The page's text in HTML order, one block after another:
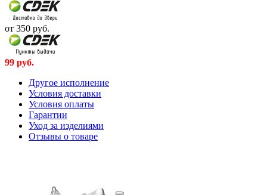
от 350 руб.
99 руб.
Другое исполнение
Условия доставки
Условия оплаты
Гарантии
Уход за изделиями
Отзывы о товаре